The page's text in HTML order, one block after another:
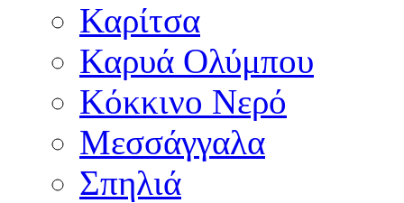
Καρίτσα
Καρυά Ολύμπου
Κόκκινο Νερό
Μεσσάγγαλα
Σπηλιά